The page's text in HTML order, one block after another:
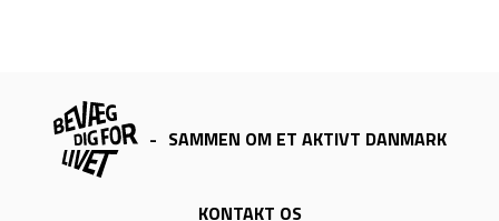
- SAMMEN OM ET AKTIVT DANMARK
KONTAKT OS